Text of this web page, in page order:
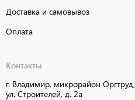
Доставка и самовывоз
Оплата
Контакты
г. Владимир, микрорайон Оргтруд,
ул. Строителей, д. 2а